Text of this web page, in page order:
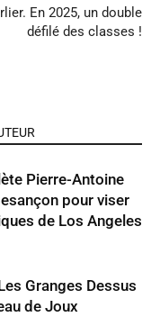
En 2025, un double
défilé des classes !
Pierre-Antoine
pour viser
de Los Angeles
Granges Dessus
de Joux